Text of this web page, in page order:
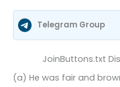
Telegram Group
JoinButtons.txt
(a) He was fair and